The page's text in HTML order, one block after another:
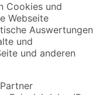
mehr verpassen!